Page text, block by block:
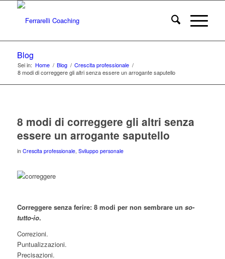
Blog
Sei in: Home / Blog / Crescita professionale /
8 modi di correggere gli altri senza essere un arrogante saputello
8 modi di correggere gli altri senza
essere un arrogante saputello
in Crescita professionale, Sviluppo personale
Correggere senza ferire: 8 modi per non sembrare un so-
tutto-io.
Correzioni.
Puntualizzazioni.
Precisazioni.